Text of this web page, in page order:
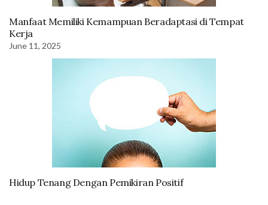
Manfaat Memiliki Kemampuan Beradaptasi di Tempat
Kerja
June 11, 2025
Hidup Tenang Dengan Pemikiran Positif